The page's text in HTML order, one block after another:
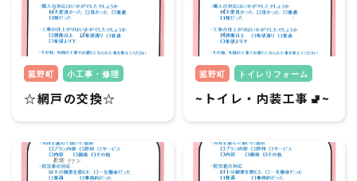
菰野町 小工事・修理
☆網戸の交換☆
菰野町 トイレリフォーム
~トイレ・内装工事🚽~